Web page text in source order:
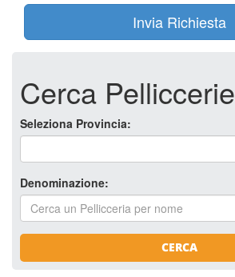
Invia Richiesta
Cerca Pelliccerie
Seleziona Provincia:
Denominazione:
CERCA